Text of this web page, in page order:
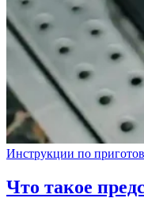
Инструкции по
Что такое